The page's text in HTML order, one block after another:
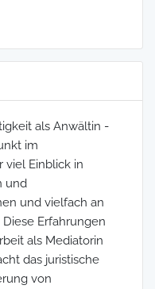
als Anwältin -
im
viel Einblick in
und
und vielfach an
Erfahrungen
als Mediatorin
das juristische
von